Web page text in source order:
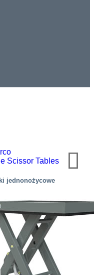
jednonożycowe
Wózki Nożycowe